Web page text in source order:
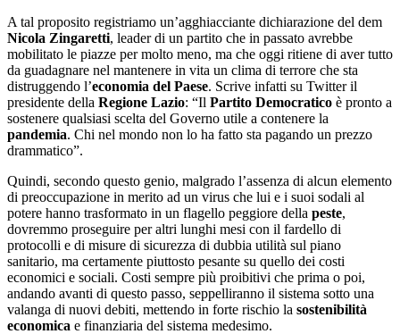
A tal proposito registriamo un’agghiacciante dichiarazione del dem
Nicola Zingaretti, leader di un partito che in passato avrebbe
mobilitato le piazze per molto meno, ma che oggi ritiene di aver tutto
da guadagnare nel mantenere in vita un clima di terrore che sta
distruggendo l’economia del Paese. Scrive infatti su Twitter il
presidente della Regione Lazio: “Il Partito Democratico è pronto a
sostenere qualsiasi scelta del Governo utile a contenere la
pandemia. Chi nel mondo non lo ha fatto sta pagando un prezzo
drammatico”.
Quindi, secondo questo genio, malgrado l’assenza di alcun elemento
di preoccupazione in merito ad un virus che lui e i suoi sodali al
potere hanno trasformato in un flagello peggiore della peste,
dovremmo proseguire per altri lunghi mesi con il fardello di
protocolli e di misure di sicurezza di dubbia utilità sul piano
sanitario, ma certamente piuttosto pesante su quello dei costi
economici e sociali. Costi sempre più proibitivi che prima o poi,
andando avanti di questo passo, seppelliranno il sistema sotto una
valanga di nuovi debiti, mettendo in forte rischio la sostenibilità
economica e finanziaria del sistema medesimo.